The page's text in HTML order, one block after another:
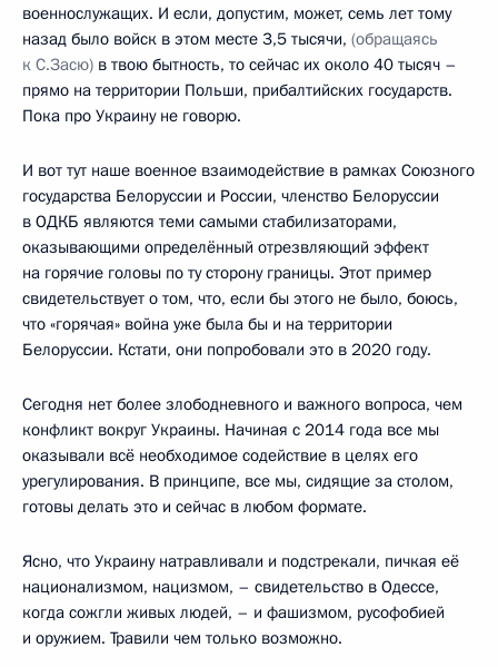
военнослужащих. И если, допустим, может, семь лет тому
назад было войск в этом месте 3,5 тысячи, (обращаясь
к С.Засю) в твою бытность, то сейчас их около 40 тысяч –
прямо на территории Польши, прибалтийских государств.
Пока про Украину не говорю.
И вот тут наше военное взаимодействие в рамках Союзного
государства Белоруссии и России, членство Белоруссии
в ОДКБ являются теми самыми стабилизаторами,
оказывающими определённый отрезвляющий эффект
на горячие головы по ту сторону границы. Этот пример
свидетельствует о том, что, если бы этого не было, боюсь,
что «горячая» война уже была бы и на территории
Белоруссии. Кстати, они попробовали это в 2020 году.
Сегодня нет более злободневного и важного вопроса, чем
конфликт вокруг Украины. Начиная с 2014 года все мы
оказывали всё необходимое содействие в целях его
урегулирования. В принципе, все мы, сидящие за столом,
готовы делать это и сейчас в любом формате.
Ясно, что Украину натравливали и подстрекали, пичкая её
национализмом, нацизмом, – свидетельство в Одессе,
когда сожгли живых людей, – и фашизмом, русофобией
и оружием. Травили чем только возможно.